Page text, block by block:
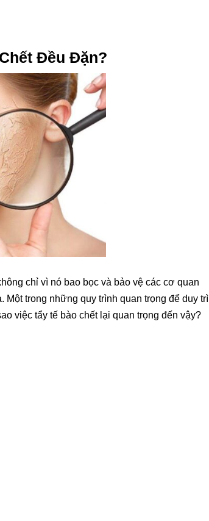
Đều Đặn?
chỉ vì nó bao bọc và bảo vệ các cơ quan
Một trong những quy trình quan trọng để duy trì
việc tẩy tế bào chết lại quan trọng đến vậy?